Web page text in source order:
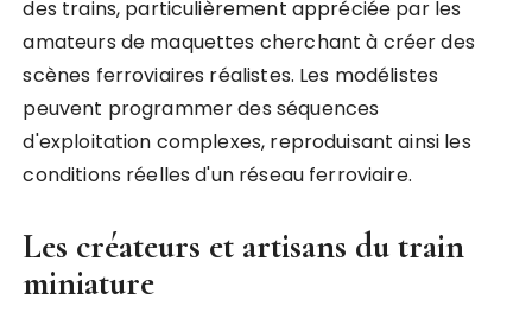
des trains, particulièrement appréciée par les
amateurs de maquettes cherchant à créer des
scènes ferroviaires réalistes. Les modélistes
peuvent programmer des séquences
d'exploitation complexes, reproduisant ainsi les
conditions réelles d'un réseau ferroviaire.
Les créateurs et artisans du train
miniature